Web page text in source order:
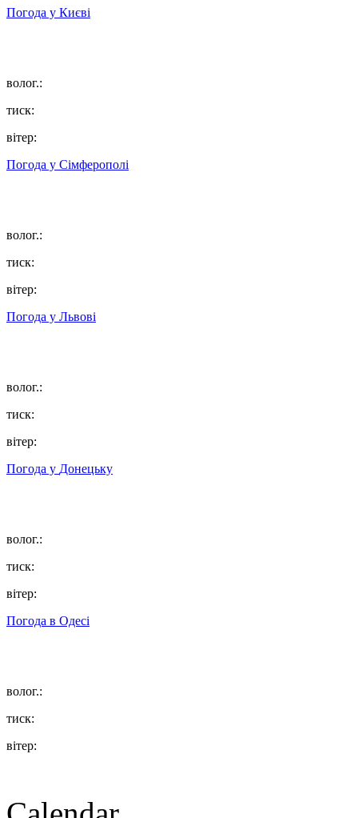
Погода у Києві
волог.:
тиск:
вітер:
Погода у Сімферополі
волог.:
тиск:
вітер:
Погода у Львові
волог.:
тиск:
вітер:
Погода у Донецьку
волог.:
тиск:
вітер:
Погода в Одесі
волог.:
тиск:
вітер: